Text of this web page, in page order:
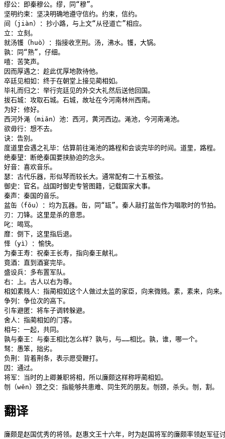
缪公：即秦穆公。缪，同“穆”。
坚明约束：坚决明确地遵守信约。约束，信约。
间（jiàn）：抄小路，与上文“从径道亡”相应。
立：立刻。
就汤镬（huò）：指接收烹刑。汤，沸水。镬，大锅。
孰：同“熟”，仔细。
嘻：苦笑声。
因而厚遇之：趁此优厚地款待他。
卒廷见相如：终于在朝堂上接见蔺相如。
毕礼而归之：举行完廷见的外交大礼然后送他回国。
拔石城：攻取石城。石城，故址在今河南林州西南。
为好：修好。
西河外渑（miǎn）池：西河，黄河西边。渑池，今河南渑池。
欲毋行：想不去。
诀：告别。
度道里会遇之礼毕：估算前往渑池的路程和会谈完毕的时间。道里，路程。
绝秦望：断绝秦国要挟胁迫的念头。
好音：喜欢音乐。
瑟：古代乐器，形似琴而较长大。通常配有二十五根弦。
御史：官名。战国时御史专管图籍，记载国家大事。
秦声：秦国的音乐。
盆缶（fǒu）：均为瓦器。缶，同“缻”。秦人敲打盆缶作为唱歌时的节拍。
刃：刀锋。这里是杀的意思。
叱：喝骂。
靡：倒下，这里指后退。
怿（yì）：愉快。
为秦王寿：祝秦王长寿，指向秦王献礼。
竟酒：直到酒宴完毕。
盛设兵：多布置军队。
右：上。古人以右为尊。
相如素贱人：指蔺相如这个人做过太监的家臣，向来微贱。素，素来，向来
争列：争位次的高下。
引车避匿：将车子调转躲避。
舍人：指蔺相如的门客。
相与：一起，共同。
孰与秦王：与秦王相比怎么样？孰与，与……相比。孰，谁，哪一个。
驽：愚笨，拙劣。
负荆：背着荆条，表示愿受鞭打。
因：通过。
将军：当时的上卿兼职将相，所以廉颇这样称呼蔺相如。
刎（wěn）颈之交：指能够共患难、同生死的朋友。刎颈，杀头。刎，割。
翻译
廉颇是赵国优秀的将领。赵惠文王十六年，时为赵国将军的廉颇率领赵军